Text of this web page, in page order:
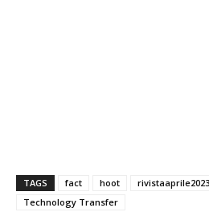
TAGS fact hoot rivistaaprile2023
Technology Transfer